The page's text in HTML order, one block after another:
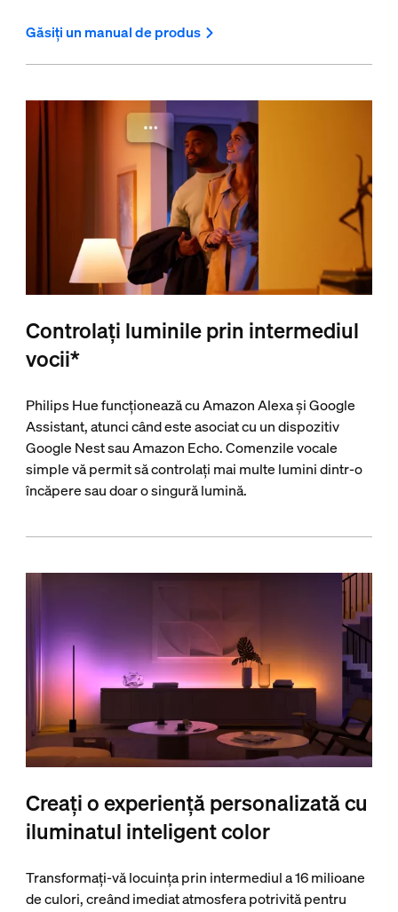
Găsiți un manual de produs
Controlați luminile prin intermediul
vocii*
Philips Hue funcționează cu Amazon Alexa și Google
Assistant, atunci când este asociat cu un dispozitiv
Google Nest sau Amazon Echo. Comenzile vocale
simple vă permit să controlați mai multe lumini dintr-o
încăpere sau doar o singură lumină.
Creați o experiență personalizată cu
iluminatul inteligent color
Transformați-vă locuința prin intermediul a 16 milioane
de culori, creând imediat atmosfera potrivită pentru